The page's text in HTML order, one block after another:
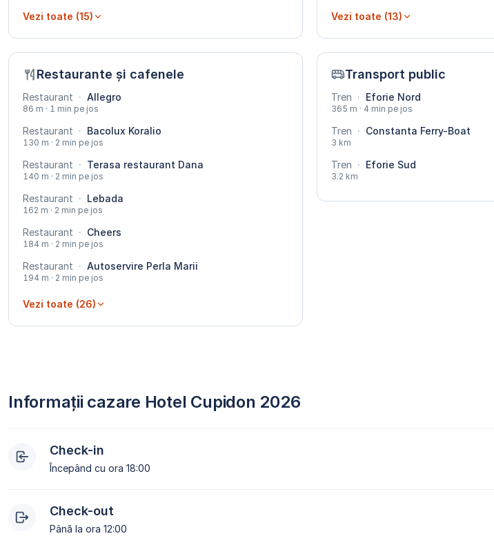
Vezi toate (15) Vezi toate (13)
Restaurante și cafenele
Restaurant · Allegro
86 m · 1 min pe jos
Restaurant · Bacolux Koralio
130 m · 2 min pe jos
Restaurant · Terasa restaurant Dana
140 m · 2 min pe jos
Restaurant · Lebada
162 m · 2 min pe jos
Restaurant · Cheers
184 m · 2 min pe jos
Restaurant · Autoservire Perla Marii
194 m · 2 min pe jos
Vezi toate (26)
Transport public
Tren · Eforie Nord
365 m · 4 min pe jos
Tren · Constanta Ferry-Boat
3 km
Tren · Eforie Sud
3.2 km
Informații cazare Hotel Cupidon 2026
Check-in
Începând cu ora 18:00
Check-out
Până la ora 12:00